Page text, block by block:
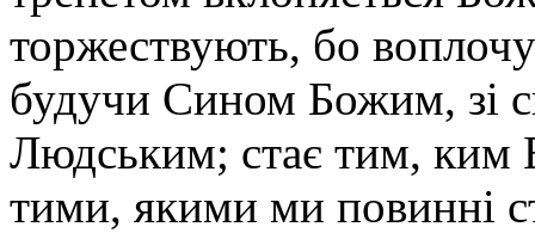
торжествують, бо
будучи Сином Божим, зі
Людським; стає тим, ким
тими, якими ми повинні